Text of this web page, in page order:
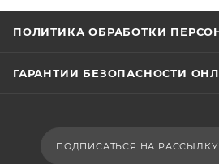
ПОЛИТИКА ОБРАБОТКИ
ГАРАНТИИ БЕЗОПАСНОСТИ
ПОДПИСАТЬСЯ НА РАССЫЛКУ